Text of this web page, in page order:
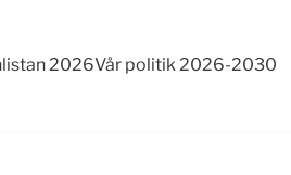
2026Vår politik 2026-2030